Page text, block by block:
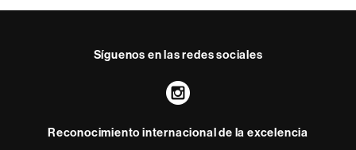
Síguenos en las redes sociales
Instagram
Reconocimiento internacional de la excelencia